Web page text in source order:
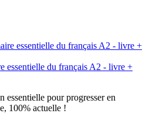
essentielle du français A2 - livre +
essentielle pour progresser en
100% actuelle !